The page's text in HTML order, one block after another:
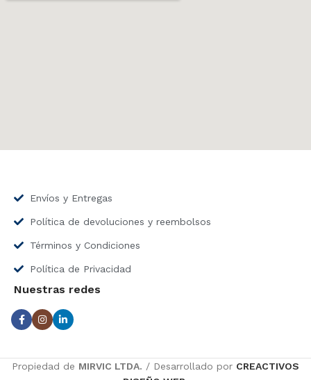
Envíos y Entregas
Política de devoluciones y reembolsos
Términos y Condiciones
Política de Privacidad
Nuestras redes
Propiedad de MIRVIC LTDA. / Desarrollado por CREACTIVOS